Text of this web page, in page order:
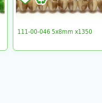
111-00-046 5x8mm x1350